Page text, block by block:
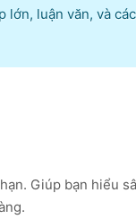
luận văn, và
Giúp bạn hiểu